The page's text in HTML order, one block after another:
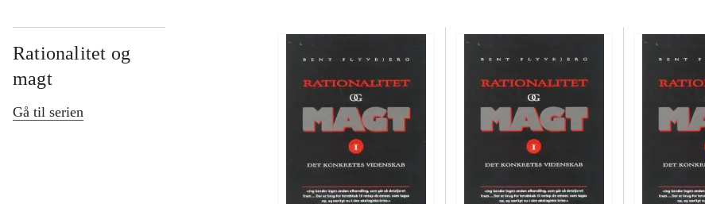
Rationalitet og
magt
Gå til serien